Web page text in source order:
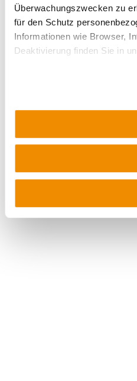
Überwachungszwecken zu
für den Schutz
Informationen wie Browser,
Deaktivierung finden Sie in